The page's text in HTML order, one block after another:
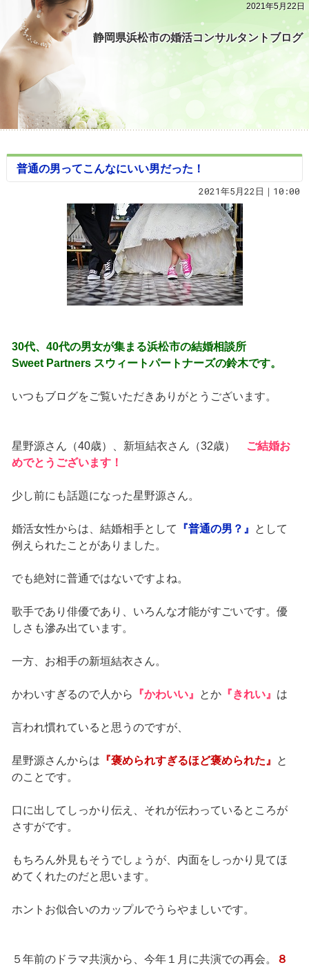
2021年5月22日
静岡県浜松市の婚活コンサルタントブログ
普通の男ってこんなにいい男だった！
2021年5月22日｜10:00
30代、40代の男女が集まる浜松市の結婚相談所
Sweet Partners スウィートパートナーズの鈴木です。
いつもブログをご覧いただきありがとうございます。
星野源さん（40歳）、新垣結衣さん（32歳）
ご結婚お
めでとうございます！
少し前にも話題になった星野源さん。
婚活女性からは、結婚相手として 『普通の男？』
として
例えられたことがありました。
でも絶対に普通ではないですよね。
歌手であり俳優であり、いろんな才能がすごいです。優
しさも滲み出ています。
一方、お相手の新垣結衣さん。
かわいすぎるので人から 『かわいい』 とか『きれい』 は
言われ慣れていると思うのですが、
星野源さんからは 『褒められすぎるほど褒められた』
と
のことです。
口に出してしっかり伝え、それが伝わっているところが
さすがです。
もちろん外見もそうでしょうが、内面をしっかり見てほ
めてくれたのだと思います。
ホントお似合いのカップルでうらやましいです。
５年前のドラマ共演から、今年１月に共演での再会。
８